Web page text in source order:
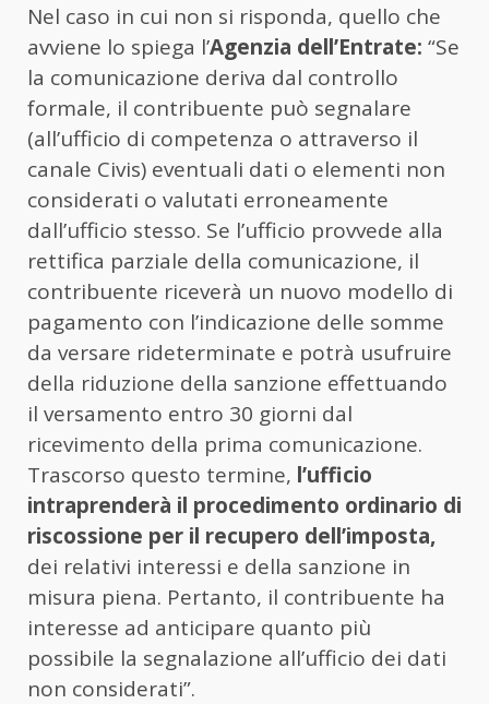
Nel caso in cui non si risponda, quello che
avviene lo spiega l’Agenzia dell’Entrate: “Se
la comunicazione deriva dal controllo
formale, il contribuente può segnalare
(all’ufficio di competenza o attraverso il
canale Civis) eventuali dati o elementi non
considerati o valutati erroneamente
dall’ufficio stesso. Se l’ufficio provvede alla
rettifica parziale della comunicazione, il
contribuente riceverà un nuovo modello di
pagamento con l’indicazione delle somme
da versare rideterminate e potrà usufruire
della riduzione della sanzione effettuando
il versamento entro 30 giorni dal
ricevimento della prima comunicazione.
Trascorso questo termine, l’ufficio
intraprenderà il procedimento ordinario di
riscossione per il recupero dell’imposta,
dei relativi interessi e della sanzione in
misura piena. Pertanto, il contribuente ha
interesse ad anticipare quanto più
possibile la segnalazione all’ufficio dei dati
non considerati”.